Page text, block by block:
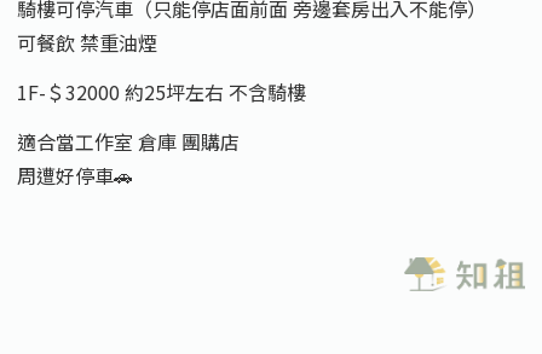
騎樓可停汽車（只能停店面前面 旁邊套房出入不能停）
可餐飲 禁重油煙
1F-＄32000 約25坪左右 不含騎樓
適合當工作室 倉庫 團購店
周遭好停車🚗